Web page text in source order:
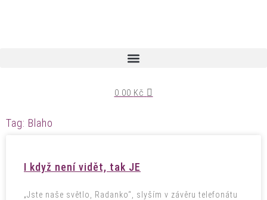
0.00 Kč
Tag: Blaho
I když není vidět, tak JE
„Jste naše světlo, Radanko“, slyším v závěru telefonátu